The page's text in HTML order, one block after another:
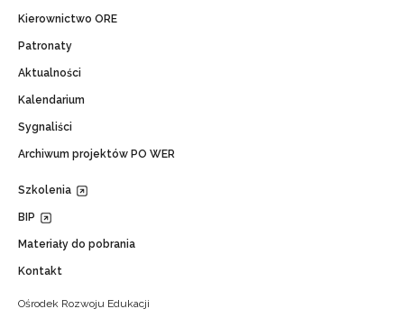
Kierownictwo ORE
Patronaty
Aktualności
Kalendarium
Sygnaliści
Archiwum projektów PO WER
Szkolenia
BIP
Materiały do pobrania
Kontakt
Ośrodek Rozwoju Edukacji